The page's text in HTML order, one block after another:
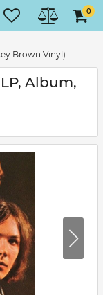
0
Brown Vinyl)
Album,